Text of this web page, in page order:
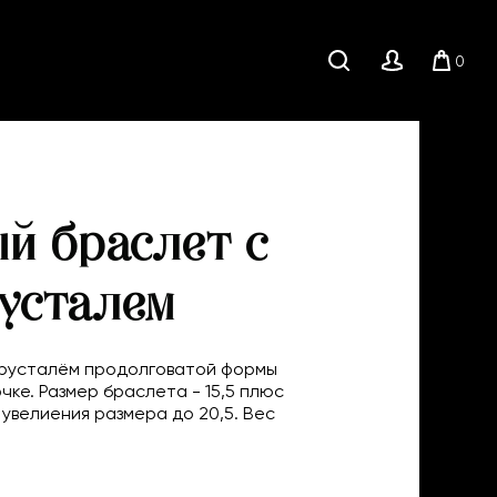
Поиск Личный 0
браслет с
продолговатой формы
Размер браслета - 15,5 плюс
размера до 20,5. Вес